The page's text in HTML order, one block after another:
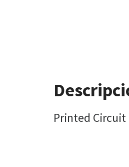
Printed Circuit